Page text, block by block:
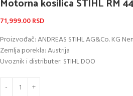
71,999.00RSD
Proizvođač: ANDREAS STIHL AG&Co. KG
Zemlja porekla: Austrija
Uvoznik i distributer: STIHL DOO